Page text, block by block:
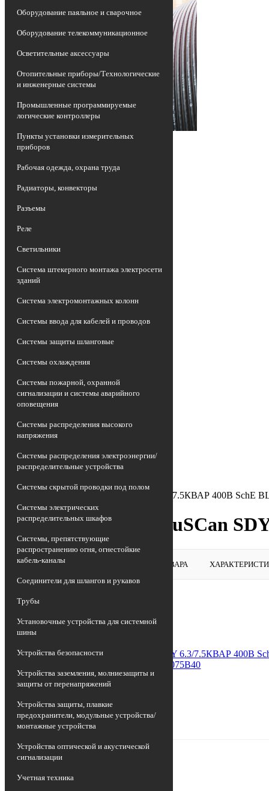
Оборудование паяльное и сварочное
Оборудование телекоммуникационное
Осветительные аксессуары
Отопительные приборы/Технологические
и инженерные системы
Промышленные программируемые
логические контроллеры
Пункты установки измерительных
приборов
Рабочая одежда, охрана труда
Радиаторы, конвекторы
Разъемы
Реле
Светильники
Система штекерного монтажа электросети
зданий
Система электромонтажных колонн
Системы ввода для кабелей и проводов
Системы защиты шланговые
Системы охлаждения
Системы пожарной, охранной
сигнализации и системы аварийного
оповещения
Системы распределения высокого
напряжения
Системы распределения электроэнергии/
распределительные устройства
Системы скрытой проводки под полом
Системы электрических
распределительных шкафов
Системы, препятствующие
распространению огня, огнестойкие
кабель-каналы
Соединители для шлангов и рукавов
Трубы
Установочные устройства для системной
шины
Устройства безопасности
Устройства заземления, молниезащиты и
защиты от перенапряжений
Устройства защиты, плавкие
предохранители, модульные устройства/
монтажные устройства
Устройства оптической и акустической
сигнализации
Учетная техника
Главная страница
Каталог
•
Аппаратура пускорегулирующая
Конденсатор
•
Конденсатор VarpLuSCan SDY 6.3/7.5КВАР 400В SchE
Конденсатор VarpLuSCan
ВЕРНУТЬСЯ В РАЗДЕЛ ОБЗОР ТОВАРА